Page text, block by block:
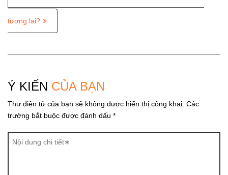
t
n
g
a
t
tương lai?
Ý KIẾN CỦA BẠN
Thư điện tử của bạn sẽ không được hiển thị công khai. Các
trường bắt buộc được đánh dấu *